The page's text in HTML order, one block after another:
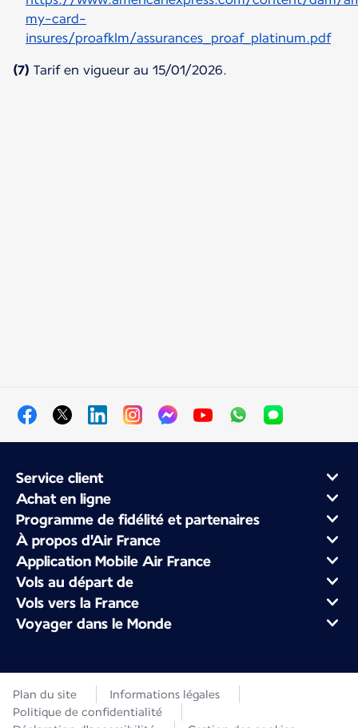
my-card-
insures/proafklm/assurances_proaf_platinum.pdf
(7) Tarif en vigueur au 15/01/2026.
Service client
Achat en ligne
Programme de fidélité et partenaires
À propos d'Air France
Application Mobile Air France
Vols au départ de
Vols vers la France
Voyager dans le Monde
Plan du site
Informations légales
Politique de confidentialité